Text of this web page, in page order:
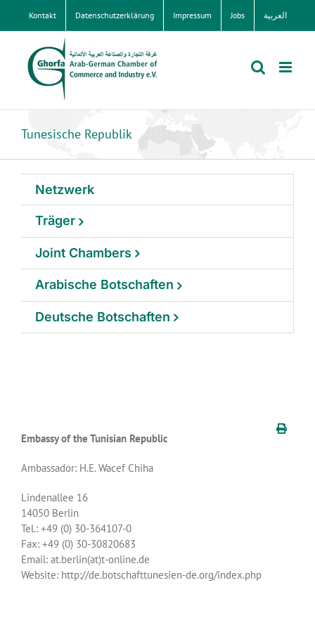
Kontakt Datenschutzerklärung Impressum Jobs العربية
Tunesische Republik
Embassy of the Tunisian Republic
Ambassador: H.E. Wacef Chiha
Lindenallee 16
14050 Berlin
Tel.: +49 (0) 30-364107-0
Fax: +49 (0) 30-30820683
Email: at.berlin(at)t-online.de
Website: http://de.botschafttunesien-de.org/index.php
Netzwerk
Träger
Joint Chambers
Arabische Botschaften
Deutsche Botschaften